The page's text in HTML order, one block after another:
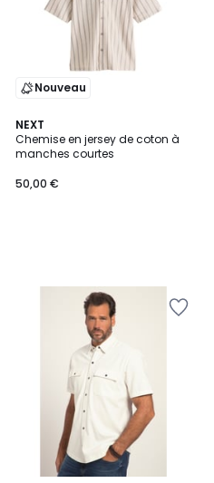
Nouveau
NEXT
Chemise en jersey de coton à
manches courtes
50,00 €